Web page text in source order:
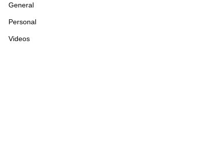
General
Personal
Videos